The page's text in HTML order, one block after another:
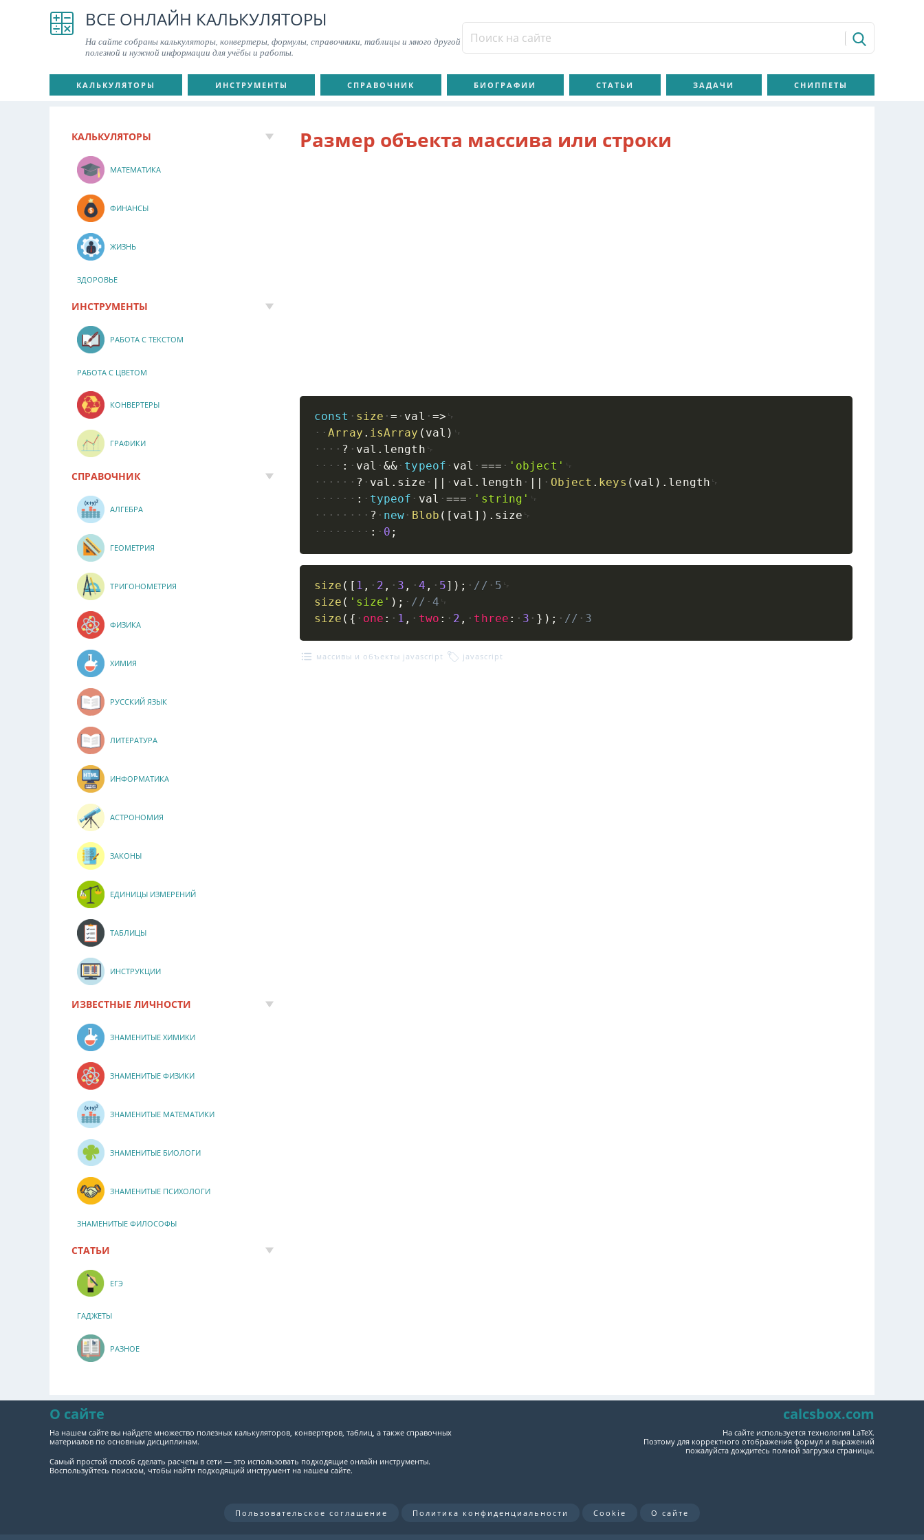
ВСЕ ОНЛАЙН КАЛЬКУЛЯТОРЫ
На сайте собраны калькуляторы, конвертеры, формулы, справочники, таблицы и много другой
полезной и нужной информации для учёбы и работы.
КАЛЬКУЛЯТОРЫ ИНСТРУМЕНТЫ СПРАВОЧНИК БИОГРАФИИ СТАТЬИ ЗАДАЧИ СНИППЕТЫ
Размер объекта массива или строки
const size = val
=>
Array . isArray ( val )
?
val . length
:
val && typeof val ===
'object'
?
val . size || val . length || Object . keys ( val ) . length
:
typeof val ===
'string'
?
new Blob ( [ val ] ) . size
:
0 ;
size ( [ 1 , 2 , 3 , 4 , 5] ) ; //
5
size ( 'size' ) ; // 4
size ( { one : 1 , two : 2 , three : 3 } ) ; // 3
массивы и объекты javascript javascript
КАЛЬКУЛЯТОРЫ
МАТЕМАТИКА
ФИНАНСЫ
ЖИЗНЬ
ЗДОРОВЬЕ
ИНСТРУМЕНТЫ
РАБОТА С ТЕКСТОМ
РАБОТА С ЦВЕТОМ
КОНВЕРТЕРЫ
ГРАФИКИ
СПРАВОЧНИК
АЛГЕБРА
ГЕОМЕТРИЯ
ТРИГОНОМЕТРИЯ
ФИЗИКА
ХИМИЯ
РУССКИЙ ЯЗЫК
ЛИТЕРАТУРА
ИНФОРМАТИКА
АСТРОНОМИЯ
ЗАКОНЫ
ЕДИНИЦЫ ИЗМЕРЕНИЙ
ТАБЛИЦЫ
ИНСТРУКЦИИ
ИЗВЕСТНЫЕ ЛИЧНОСТИ
ЗНАМЕНИТЫЕ ХИМИКИ
ЗНАМЕНИТЫЕ ФИЗИКИ
ЗНАМЕНИТЫЕ МАТЕМАТИКИ
ЗНАМЕНИТЫЕ БИОЛОГИ
ЗНАМЕНИТЫЕ ПСИХОЛОГИ
ЗНАМЕНИТЫЕ ФИЛОСОФЫ
СТАТЬИ
ЕГЭ
ГАДЖЕТЫ
РАЗНОЕ
О сайте
На нашем сайте вы найдете множество полезных калькуляторов, конвертеров, таблиц, а также справочных
материалов по основным дисциплинам.
Самый простой способ сделать расчеты в сети — это использовать подходящие онлайн инструменты.
Воспользуйтесь поиском, чтобы найти подходящий инструмент на нашем сайте.
calcsbox.com
На сайте используется технология LaTeX.
Поэтому для корректного отображения формул и выражений
пожалуйста дождитесь полной загрузки страницы.
Пользовательское соглашение Политика конфиденциальности Cookie О сайте